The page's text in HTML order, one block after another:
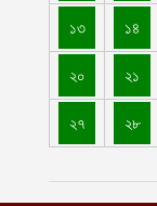
১৩ ১৪
২০ ২১
২৭ ২৮